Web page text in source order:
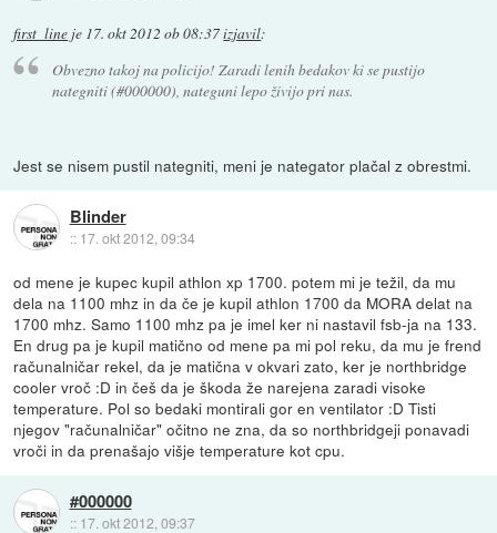
first_line je 17. okt 2012 ob 08:37izjavil:
Obvezno takoj na policijo! Zaradi lenih bedakov ki se pustijo
nategniti (#000000), nateguni lepo živijo pri nas.
Jest se nisem pustil nategniti, meni je nategator plačal z obrestmi.
Blinder
:: 17. okt 2012, 09:34
od mene je kupec kupil athlon xp 1700. potem mi je težil, da mu
dela na 1100 mhz in da če je kupil athlon 1700 da MORA delat na
1700 mhz. Samo 1100 mhz pa je imel ker ni nastavil fsb-ja na 133.
En drug pa je kupil matično od mene pa mi pol reku, da mu je frend
računalničar rekel, da je matična v okvari zato, ker je northbridge
cooler vroč :D in češ da je škoda že narejena zaradi visoke
temperature. Pol so bedaki montirali gor en ventilator :D Tisti
njegov "računalničar" očitno ne zna, da so northbridgeji ponavadi
vroči in da prenašajo višje temperature kot cpu.
#000000
:: 17. okt 2012, 09:37